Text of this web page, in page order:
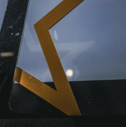
COVID duurde het langer
zaterdag Jeremy…